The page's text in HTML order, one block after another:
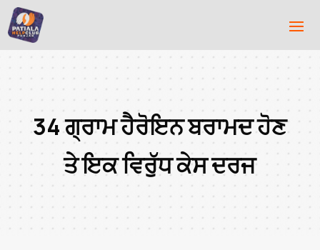
34 ਗ੍ਰਾਮ ਹੈਰੋਇਨ ਬਰਾਮਦ ਹੋਣ
ਤੇ ਇਕ ਵਿਰੁੱਧ ਕੇਸ ਦਰਜ